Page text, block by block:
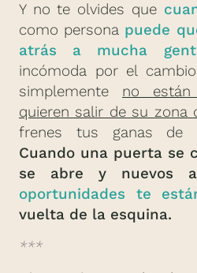
Y no te olvides que
como persona puede
atrás a mucha
incómoda por el
simplemente no
quieren salir de su zona
frenes tus ganas de
Cuando una puerta se
se abre y nuevos
oportunidades te
vuelta de la esquina.
***